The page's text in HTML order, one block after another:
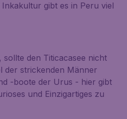
gibt es in Peru viel
sollte den Titicacasee nicht
der strickenden Männer
-boote der Urus - hier gibt
und Einzigartiges zu